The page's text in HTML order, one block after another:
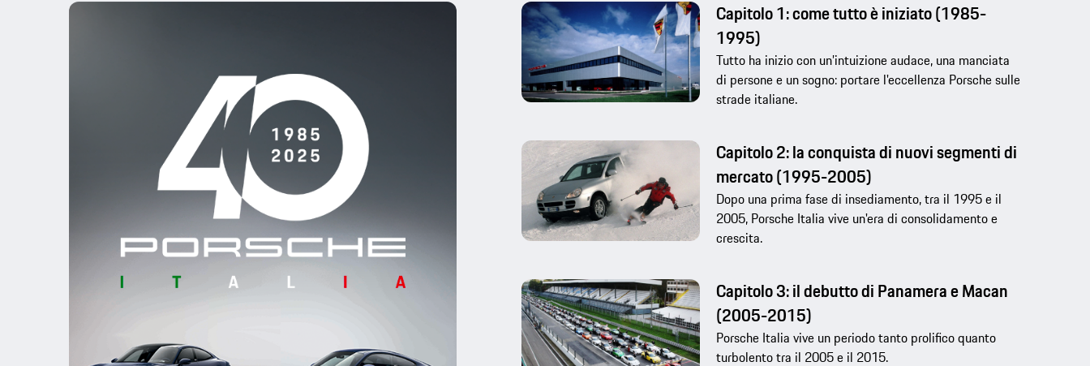
Capitolo 1: come tutto è iniziato (1985-
1995)
Tutto ha inizio con un’intuizione audace, una manciata
di persone e un sogno: portare l'eccellenza Porsche sulle
strade italiane.
Capitolo 2: la conquista di nuovi segmenti di
mercato (1995-2005)
Dopo una prima fase di insediamento, tra il 1995 e il
2005, Porsche Italia vive un'era di consolidamento e
crescita.
Capitolo 3: il debutto di Panamera e Macan
(2005-2015)
Porsche Italia vive un periodo tanto prolifico quanto
turbolento tra il 2005 e il 2015.